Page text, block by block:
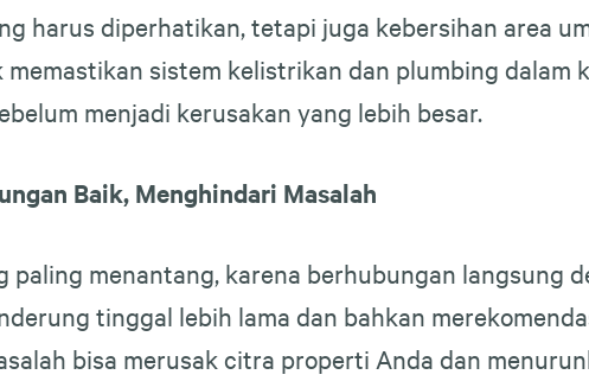
harus diperhatikan, tetapi juga kebersihan area
sistem kelistrikan dan plumbing dalam
menjadi kerusakan yang lebih besar.
Baik, Menghindari Masalah
paling menantang, karena berhubungan langsung
tinggal lebih lama dan bahkan
bisa merusak citra properti Anda dan